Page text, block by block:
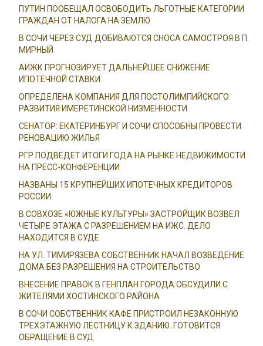
ПУТИН ПООБЕЩАЛ ОСВОБОДИТЬ ЛЬГОТНЫЕ КАТЕГОРИИ
ГРАЖДАН ОТ НАЛОГА НА ЗЕМЛЮ
В СОЧИ ЧЕРЕЗ СУД ДОБИВАЮТСЯ СНОСА САМОСТРОЯ В П.
МИРНЫЙ
АИЖК ПРОГНОЗИРУЕТ ДАЛЬНЕЙШЕЕ СНИЖЕНИЕ
ИПОТЕЧНОЙ СТАВКИ
ОПРЕДЕЛЕНА КОМПАНИЯ ДЛЯ ПОСТОЛИМПИЙСКОГО
РАЗВИТИЯ ИМЕРЕТИНСКОЙ НИЗМЕННОСТИ
СЕНАТОР: ЕКАТЕРИНБУРГ И СОЧИ СПОСОБНЫ ПРОВЕСТИ
РЕНОВАЦИЮ ЖИЛЬЯ
РГР ПОДВЕДЕТ ИТОГИ ГОДА НА РЫНКЕ НЕДВИЖИМОСТИ
НА ПРЕСС-КОНФЕРЕНЦИИ
НАЗВАНЫ 15 КРУПНЕЙШИХ ИПОТЕЧНЫХ КРЕДИТОРОВ
РОССИИ
В СОВХОЗЕ «ЮЖНЫЕ КУЛЬТУРЫ» ЗАСТРОЙЩИК ВОЗВЕЛ
ЧЕТЫРЕ ЭТАЖА С РАЗРЕШЕНИЕМ НА ИЖС. ДЕЛО
НАХОДИТСЯ В СУДЕ
НА УЛ. ТИМИРЯЗЕВА СОБСТВЕННИК НАЧАЛ ВОЗВЕДЕНИЕ
ДОМА БЕЗ РАЗРЕШЕНИЯ НА СТРОИТЕЛЬСТВО
ВНЕСЕНИЕ ПРАВОК В ГЕНПЛАН ГОРОДА ОБСУДИЛИ С
ЖИТЕЛЯМИ ХОСТИНСКОГО РАЙОНА
В СОЧИ СОБСТВЕННИК КАФЕ ПРИСТРОИЛ НЕЗАКОННУЮ
ТРЕХЭТАЖНУЮ ЛЕСТНИЦУ К ЗДАНИЮ. ГОТОВИТСЯ
ОБРАЩЕНИЕ В СУД